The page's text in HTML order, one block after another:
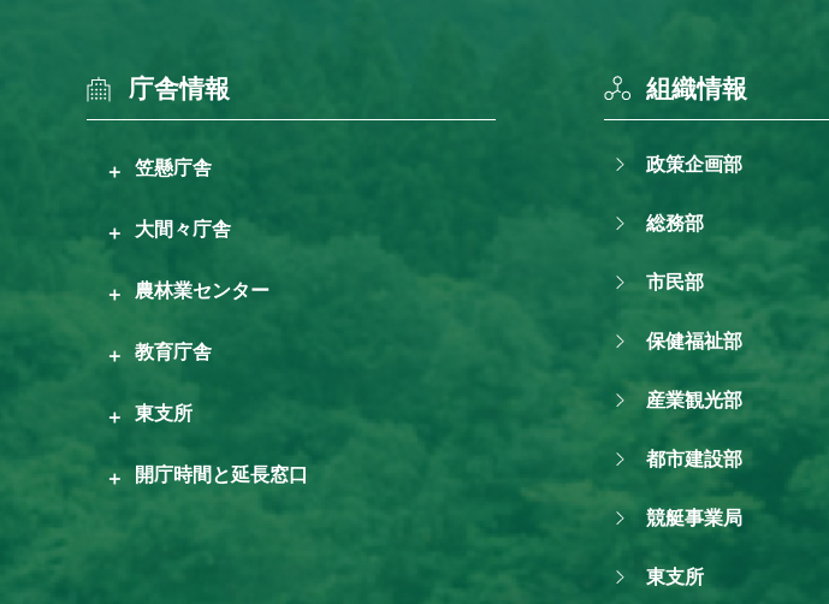
庁舎情報
笠懸庁舎
大間々庁舎
農林業センター
教育庁舎
東支所
開庁時間と延長窓口
組織情報
政策企画部
総務部
市民部
保健福祉部
産業観光部
都市建設部
競艇事業局
東支所